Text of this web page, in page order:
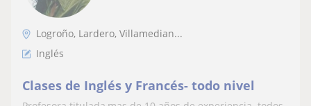
Logroño, Lardero, Villamedian...
Inglés
Clases de Inglés y Francés- todo nivel